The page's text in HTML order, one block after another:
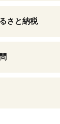
さと納税